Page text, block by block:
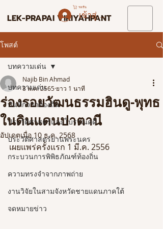
LEK-PRAPAI VIRIYAHPANT
รถเข็น
เข้าสู่ระบบ
โพสต์
บทความเด่น
บันทึกจากท้องถิ่น
ประวัติศาสตร์และโบราณคดี
ประวัติศาสตร์ย่านพระนคร
กระบวนการพิพิธภัณฑ์ท้องถิ่น
ความทรงจำจากภาพถ่าย
งานวิจัยในสามจังหวัดชายแดนภาคใต้
จดหมายข่าว
บทความเด่น
ร่องรอยวัฒนธรรมฮินดู-พุทธ
ในดินแดนปาตานี
Najib Bin Ahmad
8 พ.ค. 2565 ยาว 1 นาที
อัปเดตเมื่อ10 ธ.ค. 2568
เผยแพร่ครั้งแรก 1 มี.ค. 2556